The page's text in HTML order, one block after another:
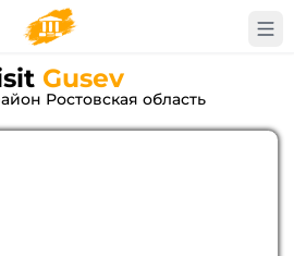
Gusev
Ростовская область